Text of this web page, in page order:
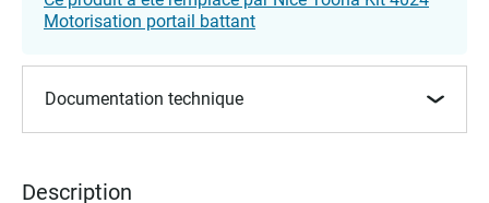
Motorisation portail battant
Documentation technique
Description